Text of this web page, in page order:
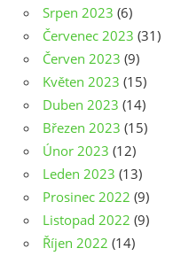
Srpen 2023 (6)
Červenec 2023 (31)
Červen 2023 (9)
Květen 2023 (15)
Duben 2023 (14)
Březen 2023 (15)
Únor 2023 (12)
Leden 2023 (13)
Prosinec 2022 (9)
Listopad 2022 (9)
Říjen 2022 (14)